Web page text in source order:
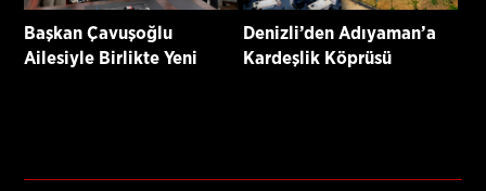
Başkan Çavuşoğlu
Ailesiyle Birlikte Yeni
Denizli’den Adıyaman’a
Kardeşlik Köprüsü